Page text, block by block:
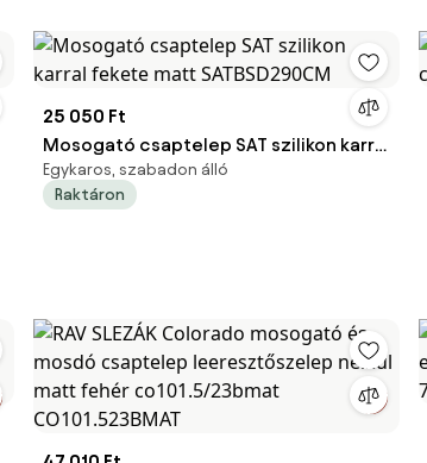
25 050 Ft
Mosogató csaptelep SAT szilikon karral
fekete matt SATBSD290CM
Egykaros, szabadon álló
Raktáron